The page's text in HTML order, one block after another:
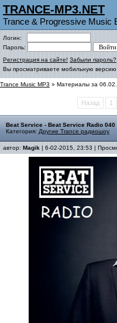
TRANCE-MP3.NET
Trance & Progressive Music
Логин:
Пароль:
Регистрация на сайте! Забыли пароль?
Вы просматриваете мобильную версию
Trance Music MP3 » Материалы за
Назад 1
Beat Service - Beat Service Radio 040
Категория: Другие Trance радиошоу
автор: Magik | 6-02-2015, 23:53 |